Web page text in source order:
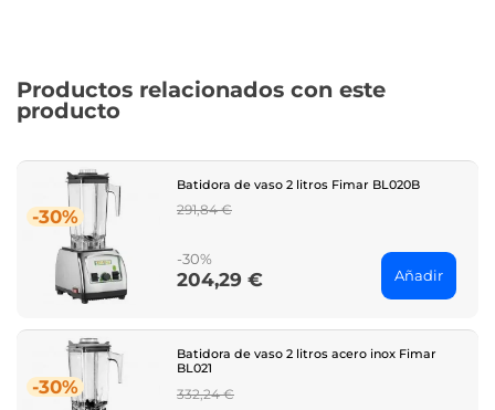
Productos relacionados con este
producto
-30%
Batidora de vaso 2 litros Fimar BL020B
Regular
291,84 €
-30%
Price
204,29 € Añadir
-30%
Batidora de vaso 2 litros acero inox Fimar
BL021
Regular
332,24 €